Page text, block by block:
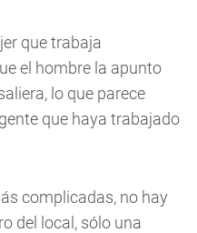
que trabaja
el hombre la apunto
lo que parece
que haya trabajado
complicadas, no hay
del local, sólo una